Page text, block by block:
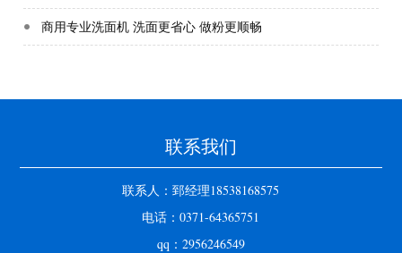
商用专业洗面机 洗面更省心 做粉更顺畅
联系我们
联系人：郅经理18538168575
电话：0371-64365751
qq：2956246549